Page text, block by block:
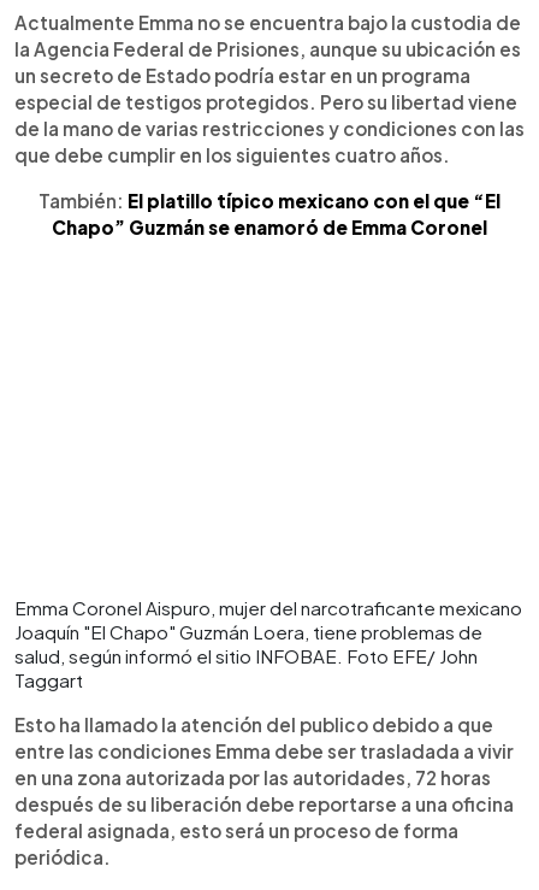
Actualmente Emma no se encuentra bajo la custodia de
la Agencia Federal de Prisiones, aunque su ubicación es
un secreto de Estado podría estar en un programa
especial de testigos protegidos. Pero su libertad viene
de la mano de varias restricciones y condiciones con las
que debe cumplir en los siguientes cuatro años.
También: El platillo típico mexicano con el que “El
Chapo” Guzmán se enamoró de Emma Coronel
Emma Coronel Aispuro, mujer del narcotraficante mexicano
Joaquín "El Chapo" Guzmán Loera, tiene problemas de
salud, según informó el sitio INFOBAE. Foto EFE/ John
Taggart
Esto ha llamado la atención del publico debido a que
entre las condiciones Emma debe ser trasladada a vivir
en una zona autorizada por las autoridades, 72 horas
después de su liberación debe reportarse a una oficina
federal asignada, esto será un proceso de forma
periódica.